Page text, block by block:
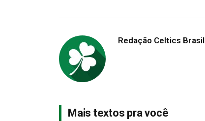
Redação Celtics Brasil
Mais textos pra você